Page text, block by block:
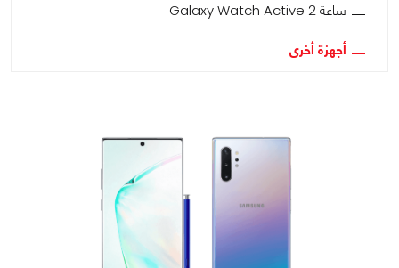
ساعة Galaxy Watch Active 2
أجهزة أخرى